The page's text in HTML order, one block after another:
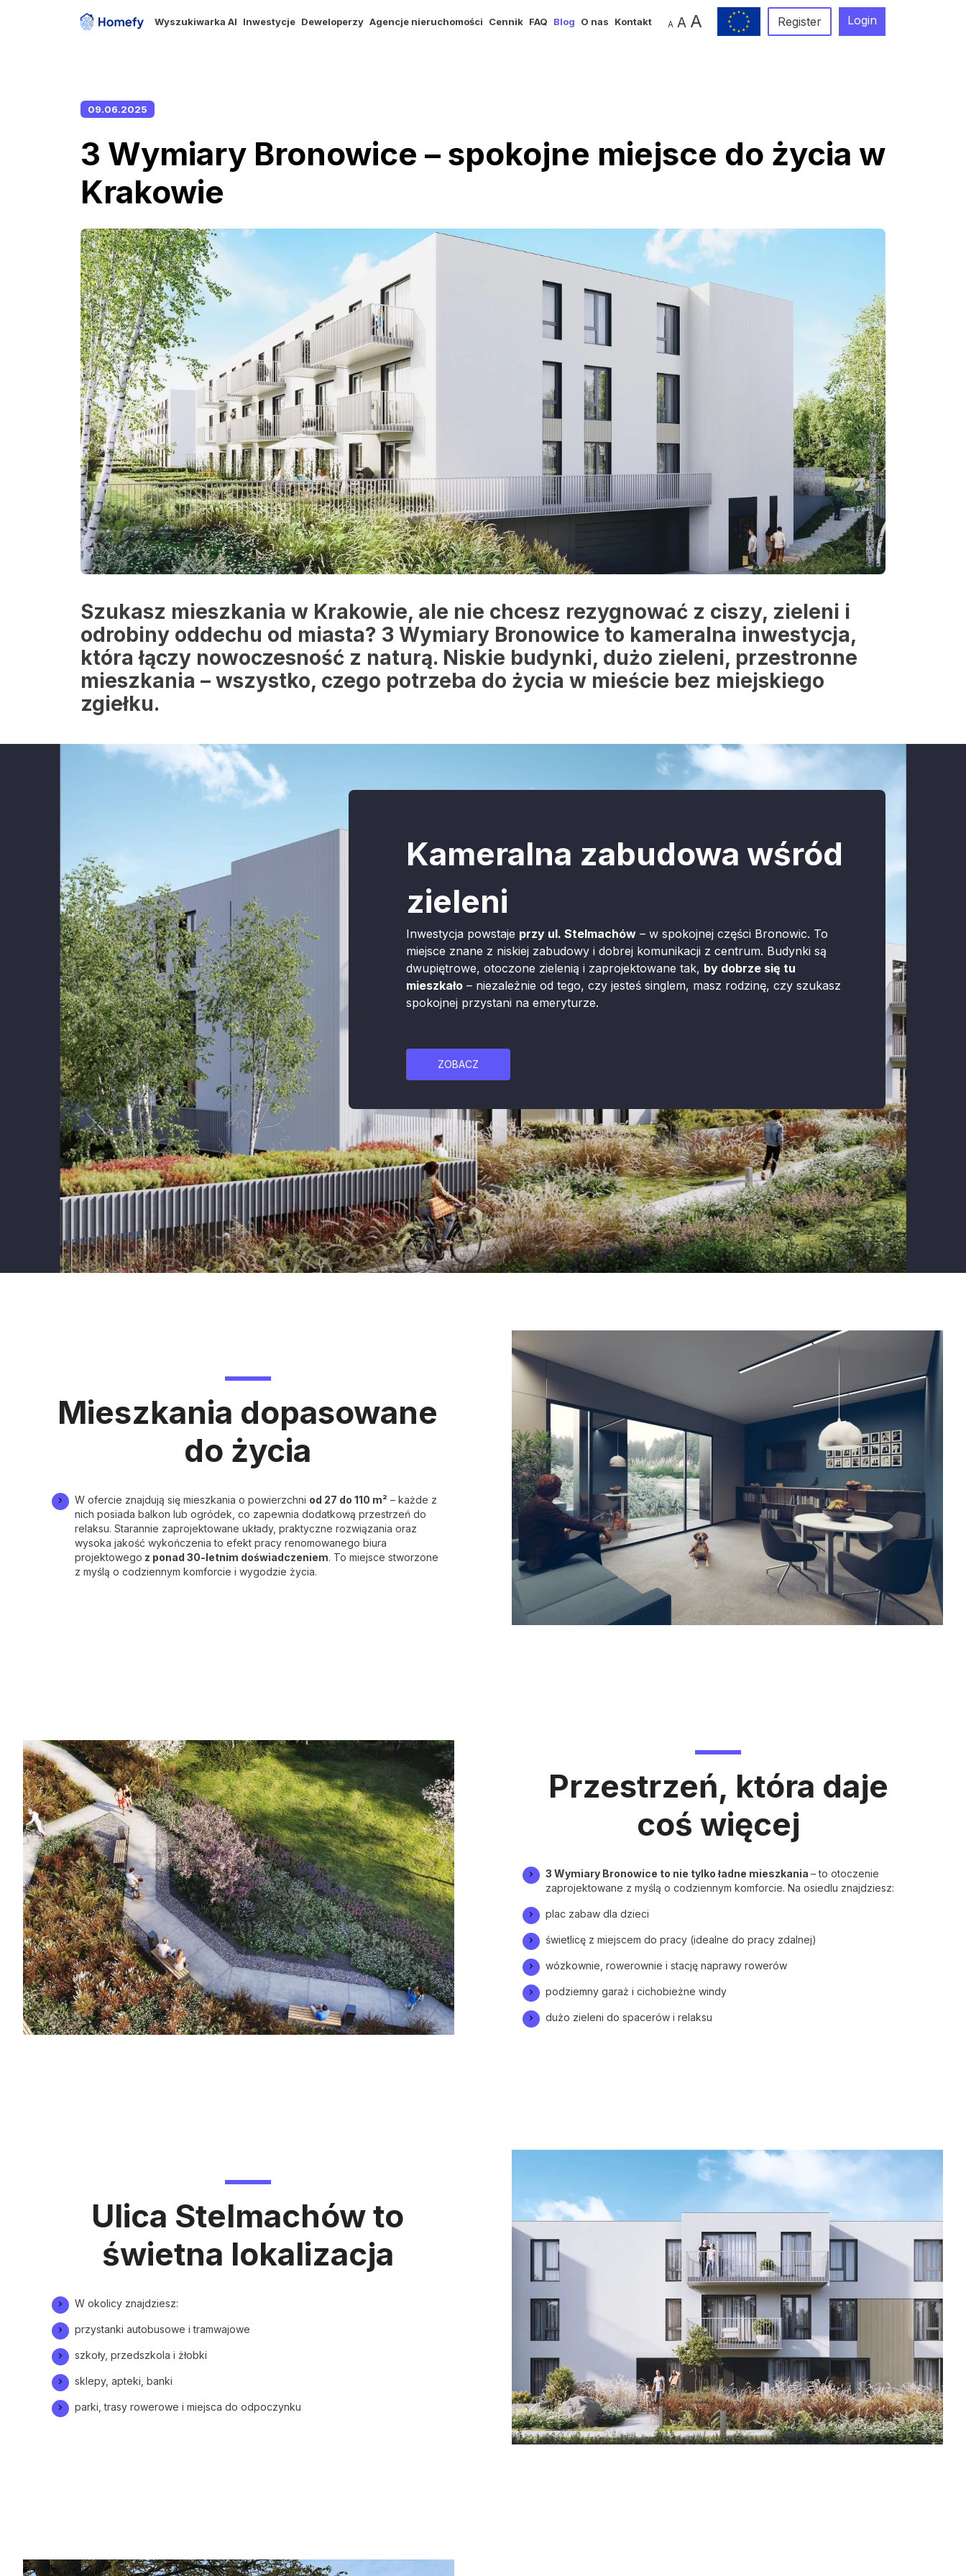
Wyszukiwarka AI Inwestycje Deweloperzy Agencje nieruchomości Cennik FAQ Blog O nas Kontakt A A A Register Login
09.06.2025
3 Wymiary Bronowice – spokojne miejsce do życia w
Krakowie
Szukasz mieszkania w Krakowie, ale nie chcesz rezygnować z ciszy, zieleni i
odrobiny oddechu od miasta? 3 Wymiary Bronowice to kameralna inwestycja,
która łączy nowoczesność z naturą. Niskie budynki, dużo zieleni, przestronne
mieszkania – wszystko, czego potrzeba do życia w mieście bez miejskiego
zgiełku.
Kameralna zabudowa wśród
zieleni
Inwestycja powstaje przy ul. Stelmachów – w spokojnej części Bronowic. To
miejsce znane z niskiej zabudowy i dobrej komunikacji z centrum. Budynki są
dwupiętrowe, otoczone zielenią i zaprojektowane tak, by dobrze się tu
mieszkało – niezależnie od tego, czy jesteś singlem, masz rodzinę, czy szukasz
spokojnej przystani na emeryturze.
ZOBACZ
Mieszkania dopasowane
do życia
W ofercie znajdują się mieszkania o powierzchni od 27 do 110 m² – każde z
nich posiada balkon lub ogródek, co zapewnia dodatkową przestrzeń do
relaksu. Starannie zaprojektowane układy, praktyczne rozwiązania oraz
wysoka jakość wykończenia to efekt pracy renomowanego biura
projektowego z ponad 30-letnim doświadczeniem. To miejsce stworzone
z myślą o codziennym komforcie i wygodzie życia.
Przestrzeń, która daje
coś więcej
3 Wymiary Bronowice to nie tylko ładne mieszkania – to otoczenie
zaprojektowane z myślą o codziennym komforcie. Na osiedlu znajdziesz:
plac zabaw dla dzieci
świetlicę z miejscem do pracy (idealne do pracy zdalnej)
wózkownie, rowerownie i stację naprawy rowerów
podziemny garaż i cichobieżne windy
dużo zieleni do spacerów i relaksu
Ulica Stelmachów to
świetna lokalizacja
W okolicy znajdziesz:
przystanki autobusowe i tramwajowe
szkoły, przedszkola i żłobki
sklepy, apteki, banki
parki, trasy rowerowe i miejsca do odpoczynku